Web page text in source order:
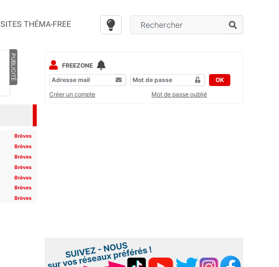
SITES THÉMA-FREE
PUBLICITÉ
Brèves
Brèves
Brèves
Brèves
Brèves
Brèves
Brèves
FREEZONE
OK
Créer un compte
Mot de passe oublié